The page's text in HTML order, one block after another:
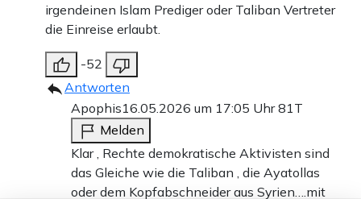
irgendeinen Islam Prediger oder Taliban Vertreter
die Einreise erlaubt.
-52
Antworten
Apophis16.05.2026 um 17:05 Uhr81T
Melden
Klar , Rechte demokratische Aktivisten sind
das Gleiche wie die Taliban , die Ayatollas
oder dem Kopfabschneider aus Syrien….mit